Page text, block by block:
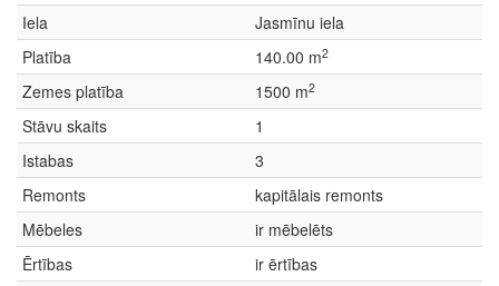
Iela
Jasmīnu iela
Platība
140.00 m2
Zemes platība 1500 m2
Stāvu skaits
1
Istabas
3
Remonts
kapitālais remonts
Mēbeles
ir mēbelēts
Ērtības
ir ērtības